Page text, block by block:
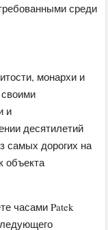
среди
монархи и
и
десятилетий
самых дорогих на
объекта
часами Patek